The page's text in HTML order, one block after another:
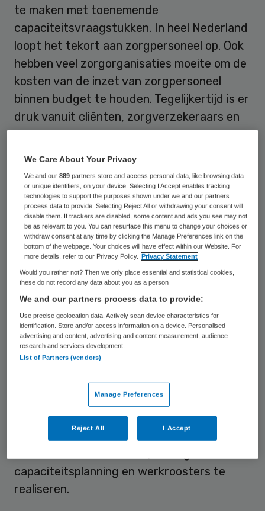
te maken met toenemende
capaciteitsvraagstukken. In heel Nederland
loopt het tekort aan zorgpersoneel op. Ook
hebben veel zorgorganisaties moeite om de
kosten van de inzet van zorgpersoneel
binnen budget te houden. Tegelijkertijd is er
druk vanuit cliënten, zorgverzekeraars en
overheden voor een hogere zorgkwaliteit.
Zowel wetenschappelijk onderzoek als de
praktijk hebben aangetoond dat de hiervoor
genoemde uitdagingen van capaciteit,
kosten en kwaliteit wel degelijk op te lossen
zijn door slimmer te plannen. In deze tijd kan
artificiële intelligentie (AI) mensen
capaciteitsplanning en werkroosters te
realiseren.
We Care About Your Privacy
We and our889 partners store and access personal data, like browsing data
or unique identifiers, on your device. Selecting I Accept enables tracking
technologies to support the purposes shown under we and our partners
process data to provide. Selecting Reject All or withdrawing your consent will
disable them. If trackers are disabled, some content and ads you see may not
be as relevant to you. You can resurface this menu to change your choices or
withdraw consent at any time by clicking the Manage Preferences link on the
bottom of the webpage. Your choices will have effect within our Website. For
more details, refer to our Privacy Policy. Privacy Statement
Would you rather not? Then we only place essential and statistical cookies,
these do not record any data about you as a person
We and our partners process data to provide:
Use precise geolocation data. Actively scan device characteristics for
identification. Store and/or access information on a device. Personalised
advertising and content, advertising and content measurement, audience
research and services development.
List of Partners (vendors)
Manage Preferences
Reject All I Accept